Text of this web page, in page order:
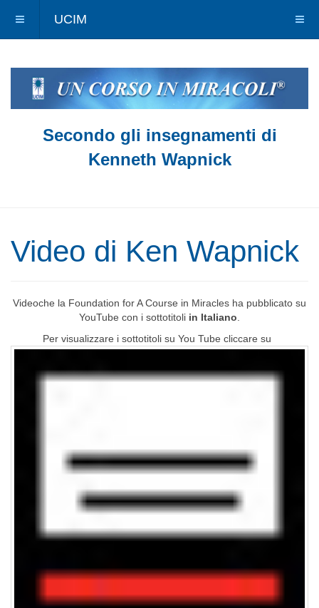
UCIM
Secondo gli insegnamenti di
Kenneth Wapnick
Video di Ken Wapnick
Videoche la Foundation for A Course in Miracles ha pubblicato su
YouTube con i sottotitoli in Italiano
Per visualizzare i sottotitoli su You Tube cliccare su